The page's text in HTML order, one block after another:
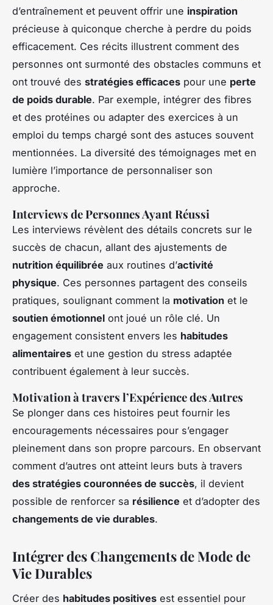
d’entraînement et peuvent offrir une inspiration
précieuse à quiconque cherche à perdre du poids
efficacement. Ces récits illustrent comment des
personnes ont surmonté des obstacles communs et
ont trouvé des stratégies efficaces pour une perte
de poids durable. Par exemple, intégrer des fibres
et des protéines ou adapter des exercices à un
emploi du temps chargé sont des astuces souvent
mentionnées. La diversité des témoignages met en
lumière l’importance de personnaliser son
approche.
Interviews de Personnes Ayant Réussi
Les interviews révèlent des détails concrets sur le
succès de chacun, allant des ajustements de
nutrition équilibrée aux routines d’activité
physique. Ces personnes partagent des conseils
pratiques, soulignant comment la motivation et le
soutien émotionnel ont joué un rôle clé. Un
engagement consistent envers les habitudes
alimentaires et une gestion du stress adaptée
contribuent également à leur succès.
Motivation à travers l’Expérience des Autres
Se plonger dans ces histoires peut fournir les
encouragements nécessaires pour s’engager
pleinement dans son propre parcours. En observant
comment d’autres ont atteint leurs buts à travers
des stratégies couronnées de succès, il devient
possible de renforcer sa résilience et d’adopter des
changements de vie durables.
Intégrer des Changements de Mode de
Vie Durables
Créer des habitudes positives est essentiel pour